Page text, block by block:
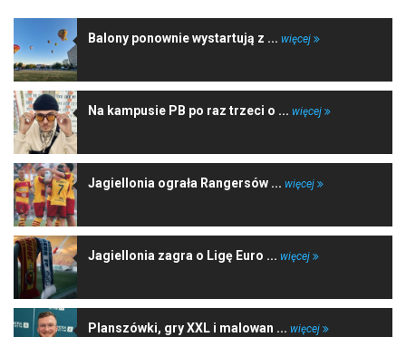
Balony ponownie wystartują z ... więcej
Na kampusie PB po raz trzeci o ... więcej
Jagiellonia ograła Rangersów ... więcej
Jagiellonia zagra o Ligę Euro ... więcej
Planszówki, gry XXL i malowan ... więcej